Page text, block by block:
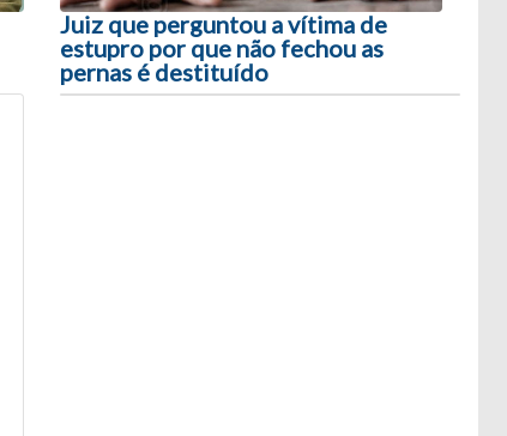
Juiz que perguntou a vítima de
estupro por que não fechou as
pernas é destituído